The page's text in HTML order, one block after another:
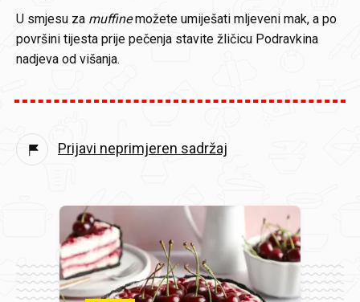
U smjesu za muffinemožete umiješati mljeveni mak, a po
površini tijesta prije pečenja stavite žličicu Podravkina
nadjeva od višanja.
Prijavi neprimjeren sadržaj